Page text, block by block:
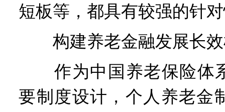
短板等，都具有较强的针
构建养老金融发展长效
作为中国养老保险体
要制度设计，个人养老金